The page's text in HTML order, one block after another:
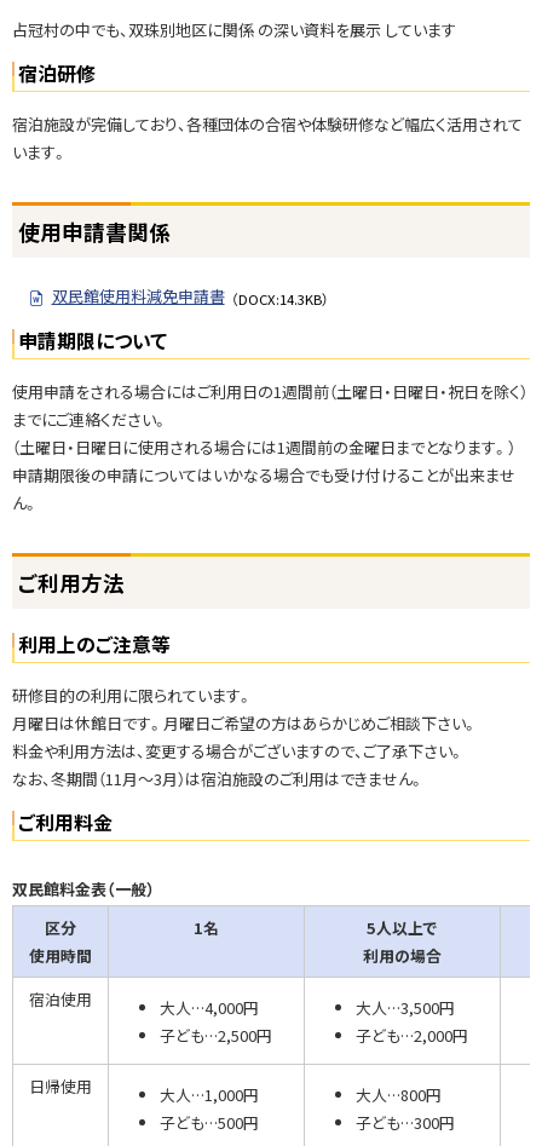
占冠村の中でも、双珠別地区に関係 の深い資料を展示 しています
宿泊研修
宿泊施設が完備しており、各種団体の合宿や体験研修など幅広く活用されて
います。
ッ
戻
る
使用申請書関係
双民館使用料減免申請書 （DOCX:14.3KB）
申請期限について
使用申請をされる場合にはご利用日の1週間前（土曜日・日曜日・祝日を除く）
までにご連絡ください。
（土曜日・日曜日に使用される場合には1週間前の金曜日までとなります。）
申請期限後の申請についてはいかなる場合でも受け付けることが出来ませ
ん。
ッ
に
る
ご利用方法
利用上のご注意等
研修目的の利用に限られています。
月曜日は休館日です。月曜日ご希望の方はあらかじめご相談下さい。
料金や利用方法は、変更する場合がございますので、ご了承下さい。
なお、冬期間（11月～3月）は宿泊施設のご利用はできません。
ご利用料金
双民館料金表（一般）
区分
使用時間
1名
5人以上で
利用の場合
宿泊使用
大人…4,000円
子ども…2,500円
大人…3,500円
子ども…2,000円
日帰使用
大人…1,000円
子ども…500円
大人…800円
子ども…300円